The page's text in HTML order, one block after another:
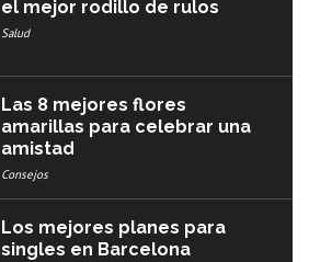
el mejor rodillo de rulos
Salud
Las 8 mejores flores
amarillas para celebrar una
amistad
Consejos
Los mejores planes para
singles en Barcelona